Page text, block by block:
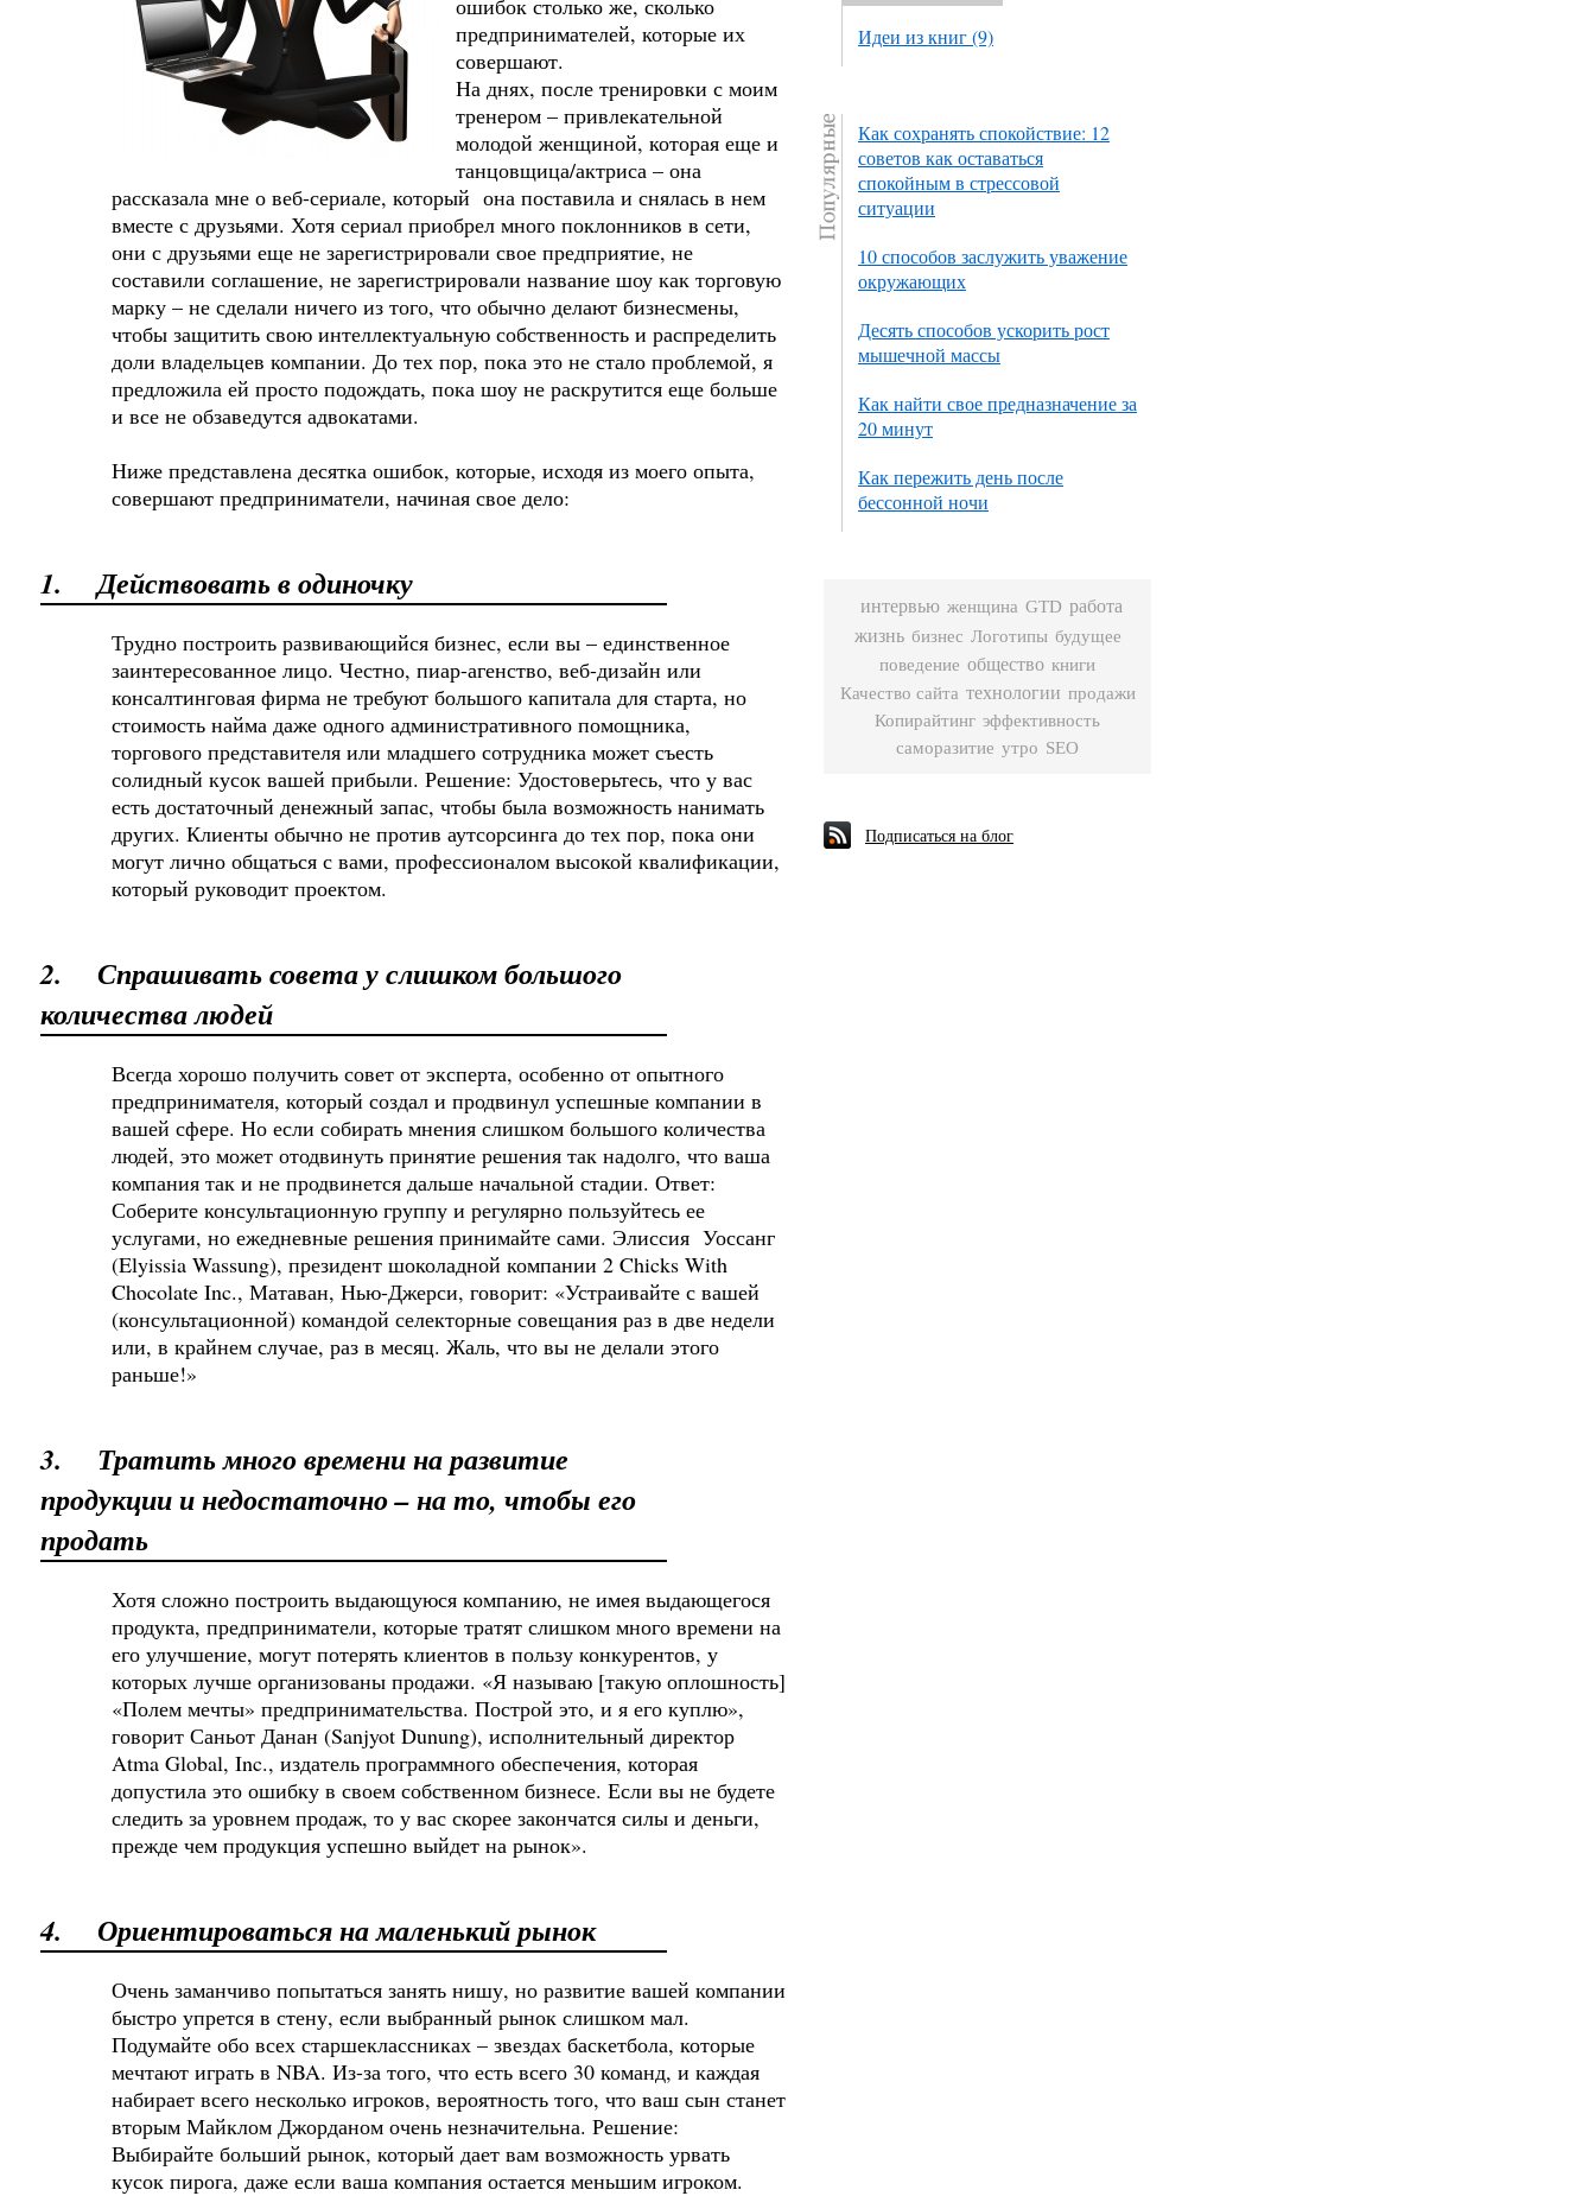
ошибок столько же, сколько
предпринимателей, которые их
совершают.
На днях, после тренировки с моим
тренером – привлекательной
молодой женщиной, которая еще и
танцовщица/актриса – она
рассказала мне о веб-сериале, который она поставила и снялась в нем
вместе с друзьями. Хотя сериал приобрел много поклонников в сети,
они с друзьями еще не зарегистрировали свое предприятие, не
составили соглашение, не зарегистрировали название шоу как торговую
марку – не сделали ничего из того, что обычно делают бизнесмены,
чтобы защитить свою интеллектуальную собственность и распределить
доли владельцев компании. До тех пор, пока это не стало проблемой, я
предложила ей просто подождать, пока шоу не раскрутится еще больше
и все не обзаведутся адвокатами.
Ниже представлена десятка ошибок, которые, исходя из моего опыта,
совершают предприниматели, начиная свое дело:
1. Действовать в одиночку
Трудно построить развивающийся бизнес, если вы – единственное
заинтересованное лицо. Честно, пиар-агенство, веб-дизайн или
консалтинговая фирма не требуют большого капитала для старта, но
стоимость найма даже одного административного помощника,
торгового представителя или младшего сотрудника может съесть
солидный кусок вашей прибыли. Решение: Удостоверьтесь, что у вас
есть достаточный денежный запас, чтобы была возможность нанимать
других. Клиенты обычно не против аутсорсинга до тех пор, пока они
могут лично общаться с вами, профессионалом высокой квалификации,
который руководит проектом.
2.
Спрашивать совета у слишком большого
количества людей
Всегда хорошо получить совет от эксперта, особенно от опытного
предпринимателя, который создал и продвинул успешные компании в
вашей сфере. Но если собирать мнения слишком большого количества
людей, это может отодвинуть принятие решения так надолго, что ваша
компания так и не продвинется дальше начальной стадии. Ответ:
Соберите консультационную группу и регулярно пользуйтесь ее
услугами, но ежедневные решения принимайте сами. Элиссия Уоссанг
(Elyissia Wassung), президент шоколадной компании 2 Chicks With
Chocolate Inc., Матаван, Нью-Джерси, говорит: «Устраивайте с вашей
(консультационной) командой селекторные совещания раз в две недели
или, в крайнем случае, раз в месяц. Жаль, что вы не делали этого
раньше!»
3.
Тратить много времени на развитие
продукции и недостаточно – на то, чтобы его
продать
Хотя сложно построить выдающуюся компанию, не имея выдающегося
продукта, предприниматели, которые тратят слишком много времени на
его улучшение, могут потерять клиентов в пользу конкурентов, у
которых лучше организованы продажи. «Я называю [такую оплошность]
«Полем мечты» предпринимательства. Построй это, и я его куплю»,
говорит Саньот Данан (Sanjyot Dunung), исполнительный директор
Atma Global, Inc., издатель программного обеспечения, которая
допустила это ошибку в своем собственном бизнесе. Если вы не будете
следить за уровнем продаж, то у вас скорее закончатся силы и деньги,
прежде чем продукция успешно выйдет на рынок».
4. Ориентироваться на маленький рынок
Очень заманчиво попытаться занять нишу, но развитие вашей компании
быстро упрется в стену, если выбранный рынок слишком мал.
Подумайте обо всех старшеклассниках – звездах баскетбола, которые
мечтают играть в NBA. Из-за того, что есть всего 30 команд, и каждая
набирает всего несколько игроков, вероятность того, что ваш сын станет
вторым Майклом Джорданом очень незначительна. Решение:
Выбирайте больший рынок, который дает вам возможность урвать
кусок пирога, даже если ваша компания остается меньшим игроком.
Идеи из книг (9)
Как сохранять спокойствие: 12
советов как оставаться
спокойным в стрессовой
ситуации
10 способов заслужить уважение
окружающих
Десять способов ускорить рост
мышечной массы
Как найти свое предназначение за
20 минут
Как пережить день после
бессонной ночи
интервью женщина GTD работа
жизнь бизнес Логотипы будущее
поведение общество книги
Качество сайта технологии продажи
Копирайтинг эффективность
саморазитие утро SEO
Подписаться на блог